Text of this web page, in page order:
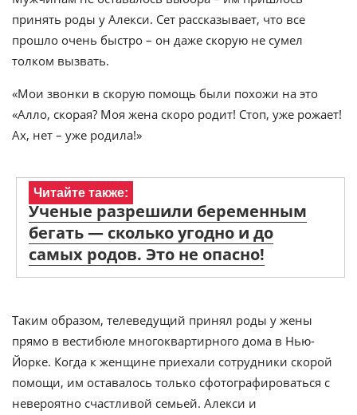
принять роды у Алекси. Сет рассказывает, что все
прошло очень быстро – он даже скорую не сумел
толком вызвать.
«Мои звонки в скорую помощь были похожи на это
«Алло, скорая? Моя жена скоро родит! Стоп, уже рожает!
Ах, нет – уже родила!»
Читайте также:
Ученые разрешили беременным
бегать — сколько угодно и до
самых родов. Это не опасно!
Таким образом, телеведущий принял роды у жены
прямо в вестибюле многоквартирного дома в Нью-
Йорке. Когда к женщине приехали сотрудники скорой
помощи, им оставалось только сфотографироваться с
невероятно счастливой семьей. Алекси и